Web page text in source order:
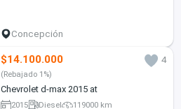
Concepción
$14.100.000 4
(Rebajado 1%)
Chevrolet d-max 2015 at
2015 Diesel 119000 km